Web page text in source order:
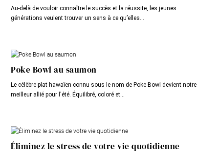
Au-delà de vouloir connaître le succès et la réussite, les jeunes
générations veulent trouver un sens à ce qu’elles...
Poke Bowl au saumon
Le célèbre plat hawaïen connu sous le nom de Poke Bowl devient notre
meilleur allié pour l'été. Équilibré, coloré et...
Éliminez le stress de votre vie quotidienne